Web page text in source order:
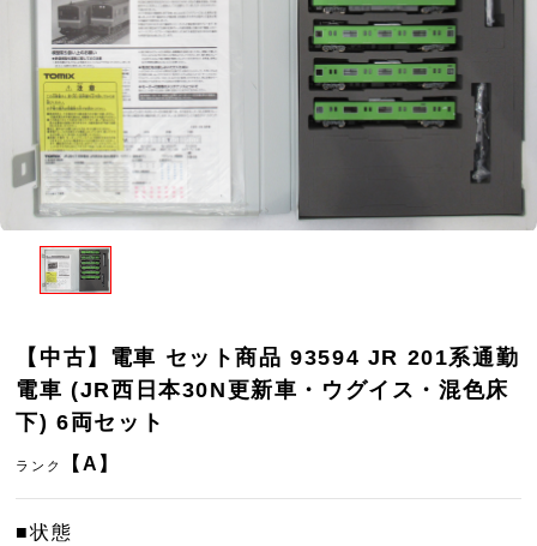
【中古】電車 セット商品 93594 JR 201系通勤
電車 (JR西日本30N更新車・ウグイス・混色床
下) 6両セット
ランク 【A】
■状態